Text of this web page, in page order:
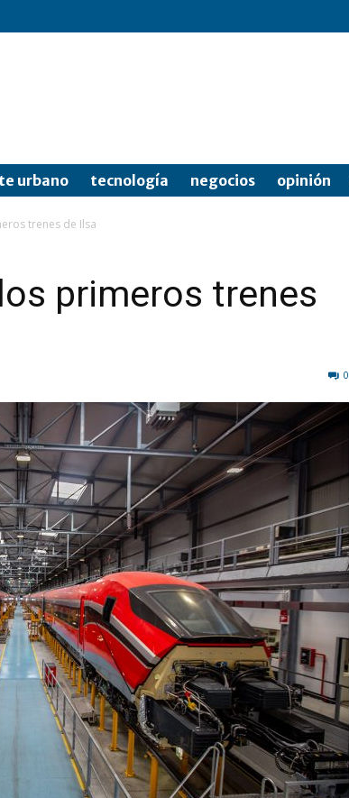
urbano tecnología negocios opinión
trenes de Ilsa
primeros trenes
0